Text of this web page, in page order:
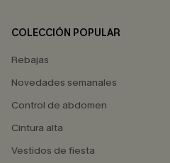
COLECCIÓN POPULAR
Rebajas
Novedades semanales
Control de abdomen
Cintura alta
Vestidos de fiesta